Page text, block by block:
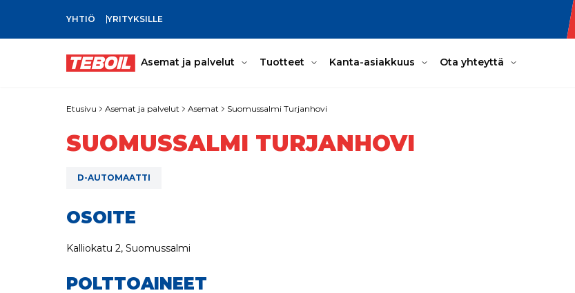
SIIRRY PÄÄSISÄLTÖÖN
YHTIÖ YRITYKSILLE
Asemat ja palvelut Tuotteet Kanta-asiakkuus Ota yhteyttä
Etusivu Asemat ja palvelut Asemat Suomussalmi Turjanhovi
SUOMUSSALMI TURJANHOVI
D-AUTOMAATTI
OSOITE
Kalliokatu 2, Suomussalmi
POLTTOAINEET